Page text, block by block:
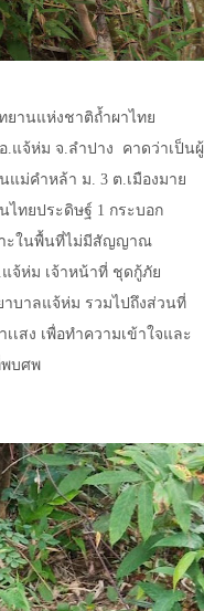
ยานแห่งชาติถ้ำผาไทย
.แจ้ห่ม จ.ลำปาง
คาดว่าเป็นผู้
แม่คำหล้า ม. 3 ต.เมืองมาย
ไทยประดิษฐ์ 1 กระบอก
าะในพื้นที่ไม่มีสัญญาณ
จ้ห่ม เจ้าหน้าที่ ชุดกู้ภัย
บาลแจ้ห่ม รวมไปถึงส่วนที่
สง เพื่อทำความเข้าใจและ
พบศพ